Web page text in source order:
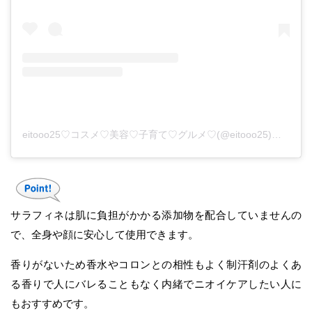
eitooo25♡コスメ♡美容♡子育て♡グルメ♡(@eitooo25)がシェアした投稿
サラフィネは肌に負担がかかる添加物を配合していませんの
で、全身や顔に安心して使用できます。
香りがないため香水やコロンとの相性もよく制汗剤のよくあ
る香りで人にバレることもなく内緒でニオイケアしたい人に
もおすすめです。